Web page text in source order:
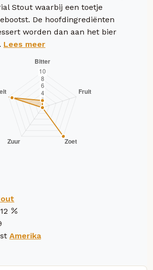
Stout waarbij een toetje
De hoofdingrediënten
worden dan aan het bier
Lees meer
12
Amerika